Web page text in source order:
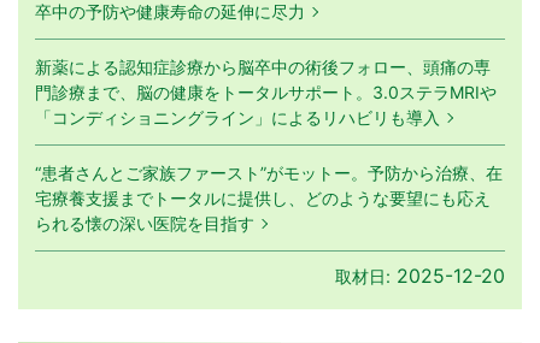
卒中の予防や健康寿命の延伸に尽力
新薬による認知症診療から脳卒中の術後フォロー、頭痛の専
門診療まで、脳の健康をトータルサポート。3.0ステラMRIや
「コンディショニングライン」によるリハビリも導入
“患者さんとご家族ファースト”がモットー。予防から治療、在
宅療養支援までトータルに提供し、どのような要望にも応え
られる懐の深い医院を目指す
取材日: 2025-12-20